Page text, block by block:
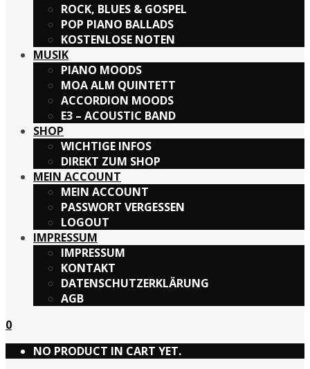
ROCK, BLUES & GOSPEL
POP PIANO BALLADS
KOSTENLOSE NOTEN
MUSIK
PIANO MOODS
MOA ALM QUINTETT
ACCORDION MOODS
E3 – ACOUSTIC BAND
SHOP
WICHTIGE INFOS
DIREKT ZUM SHOP
MEIN ACCOUNT
MEIN ACCOUNT
PASSWORT VERGESSEN
LOGOUT
IMPRESSUM
IMPRESSUM
KONTAKT
DATENSCHUTZERKLÄRUNG
AGB
0
NO PRODUCT IN CART YET.